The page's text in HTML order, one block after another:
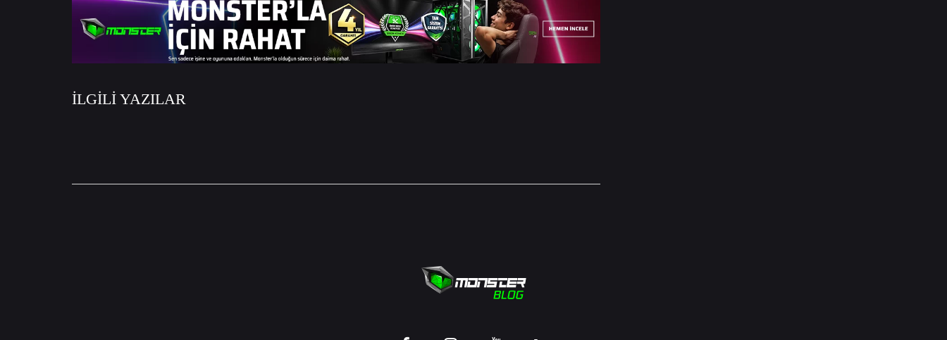
İLGİLİ YAZILAR